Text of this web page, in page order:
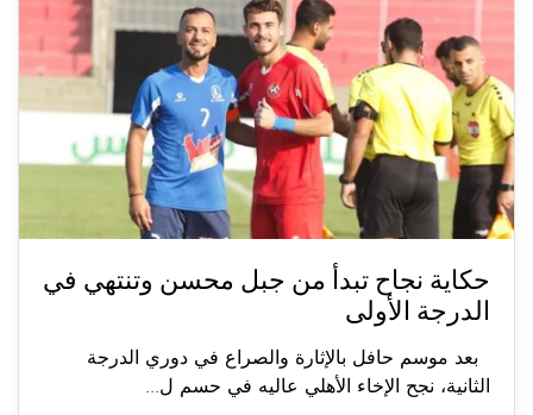
حكاية نجاح تبدأ من جبل محسن وتنتهي في
الدرجة الأولى
بعد موسم حافل بالإثارة والصراع في دوري الدرجة
الثانية، نجح الإخاء الأهلي عاليه في حسم ل...